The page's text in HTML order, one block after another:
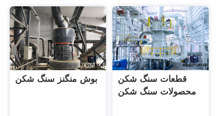
بوش منگنز سنگ شکن
قطعات سنگ شکن
محصولات سنگ شکن